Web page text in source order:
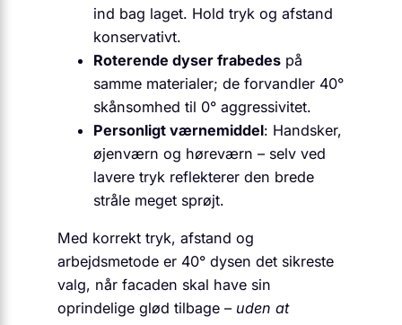
ind bag laget. Hold tryk og afstand
konservativt.
Roterende dyser frabedes på
samme materialer; de forvandler 40°
skånsomhed til 0° aggressivitet.
Personligt værnemiddel: Handsker,
øjenværn og høreværn – selv ved
lavere tryk reflekterer den brede
stråle meget sprøjt.
Med korrekt tryk, afstand og
arbejdsmetode er 40° dysen det sikreste
valg, når facaden skal have sin
oprindelige glød tilbage – uden at